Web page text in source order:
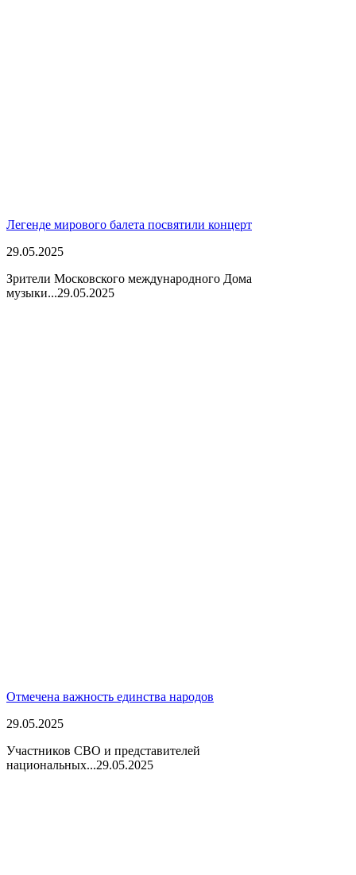
Легенде мирового балета посвятили концерт
29.05.2025
Зрители Московского международного Дома
музыки...29.05.2025
Отмечена важность единства народов
29.05.2025
Участников СВО и представителей
национальных...29.05.2025